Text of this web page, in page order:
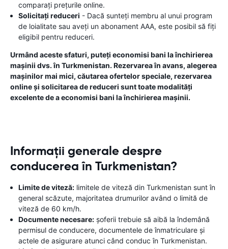
comparați prețurile online.
Solicitați reduceri - Dacă sunteți membru al unui program
de loialitate sau aveți un abonament AAA, este posibil să fiți
eligibil pentru reduceri.
Urmând aceste sfaturi, puteți economisi bani la închirierea
mașinii dvs. în Turkmenistan. Rezervarea în avans, alegerea
mașinilor mai mici, căutarea ofertelor speciale, rezervarea
online și solicitarea de reduceri sunt toate modalități
excelente de a economisi bani la închirierea mașinii.
Informații generale despre
conducerea în Turkmenistan?
Limite de viteză: limitele de viteză din Turkmenistan sunt în
general scăzute, majoritatea drumurilor având o limită de
viteză de 60 km/h.
Documente necesare: șoferii trebuie să aibă la îndemână
permisul de conducere, documentele de înmatriculare și
actele de asigurare atunci când conduc în Turkmenistan.